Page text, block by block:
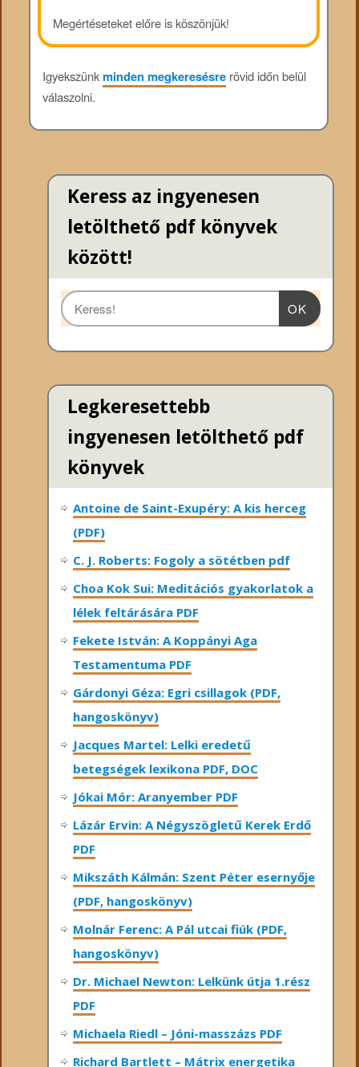
Megértéseteket előre is köszönjük!
Igyekszünkminden megkeresésrerövid időn belül
válaszolni.
Keress az ingyenesen
letölthető pdf könyvek
között!
OK
Legkeresettebb
ingyenesen letölthető pdf
könyvek
Antoine de Saint-Exupéry: A kis herceg
(PDF)
C. J. Roberts: Fogoly a sötétben pdf
Choa Kok Sui: Meditációs gyakorlatok a
lélek feltárására PDF
Fekete István: A Koppányi Aga
Testamentuma PDF
Gárdonyi Géza: Egri csillagok (PDF,
hangoskönyv)
Jacques Martel: Lelki eredetű
betegségek lexikona PDF, DOC
Jókai Mór: Aranyember PDF
Lázár Ervin: A Négyszögletű Kerek Erdő
PDF
Mikszáth Kálmán: Szent Péter esernyője
(PDF, hangoskönyv)
Molnár Ferenc: A Pál utcai fiúk (PDF,
hangoskönyv)
Dr. Michael Newton: Lelkünk útja 1.rész
PDF
Michaela Riedl – Jóni-masszázs PDF
Richard Bartlett – Mátrix energetika